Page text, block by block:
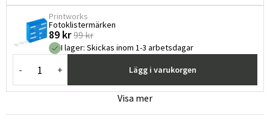
Printworks
Fotoklistermärken
89 kr 99 kr
I lager: Skickas inom 1-3 arbetsdagar
- + Lägg i varukorgen
Visa mer